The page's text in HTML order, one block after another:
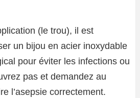
(le trou), il est
un bijou en acier inoxydable
pour éviter les infections ou
pas et demandez au
l’asepsie correctement.